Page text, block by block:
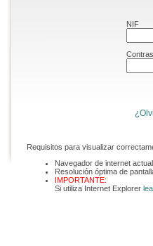
NIF
Requisitos para visualizar
Navegador de internet
Resolución óptima de
IMPORTANTE:
Si utiliza Internet Explorer